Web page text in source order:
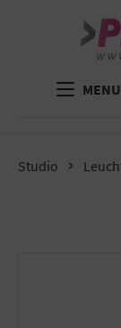
MENU
Studio